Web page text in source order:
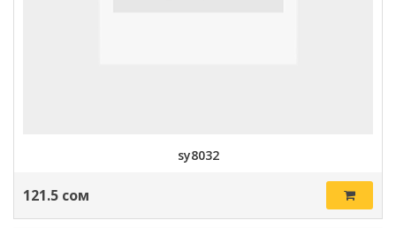
sy8032
121.5 сом